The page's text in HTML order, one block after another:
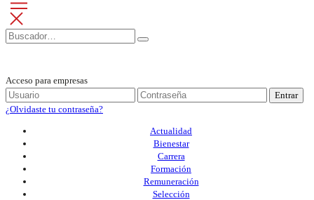
Acceso para empresas
Entrar
¿Olvidaste tu contraseña?
Actualidad
Bienestar
Carrera
Formación
Remuneración
Selección